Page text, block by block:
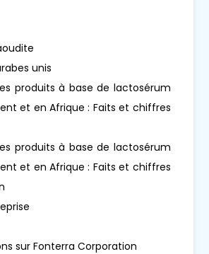
unis
produits à base de lactosérum
et en Afrique : Faits et chiffres
produits à base de lactosérum
et en Afrique : Faits et chiffres
sur Fonterra Corporation